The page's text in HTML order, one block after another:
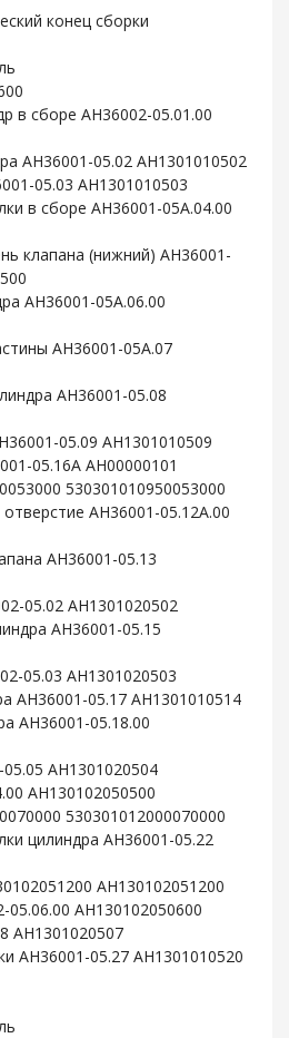
конец сборки
в сборе AH36002-05.01.00
AH36001-05.02 AH1301010502
05.03 AH1301010503
в сборе AH36001-05A.04.00
клапана (нижний) AH36001-
AH36001-05A.06.00
AH36001-05A.07
AH36001-05.08
05.09 AH1301010509
05.16A AH00000101
530301010950053000
AH36001-05.12A.00
AH36001-05.13
05.02 AH1301020502
AH36001-05.15
05.03 AH1301020503
AH36001-05.17 AH1301010514
AH36001-05.18.00
AH1301020504
AH130102050500
530301012000070000
цилиндра AH36001-05.22
AH130102051200
AH130102050600
AH1301020507
AH36001-05.27 AH1301010520